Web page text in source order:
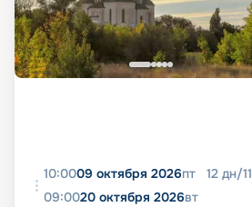
10:0009 октября 2026пт 12 дн/11
09:0020 октября 2026вт